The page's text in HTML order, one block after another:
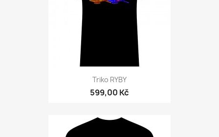
Triko RYBY
599,00 Kč